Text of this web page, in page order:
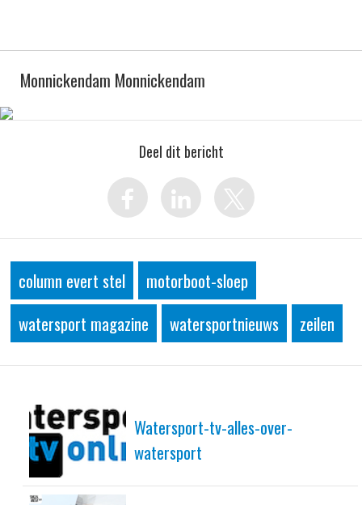
Monnickendam Monnickendam
Deel dit bericht
column evert stel
motorboot-sloep
watersport magazine
watersportnieuws zeilen
Watersport-tv-alles-over-
watersport